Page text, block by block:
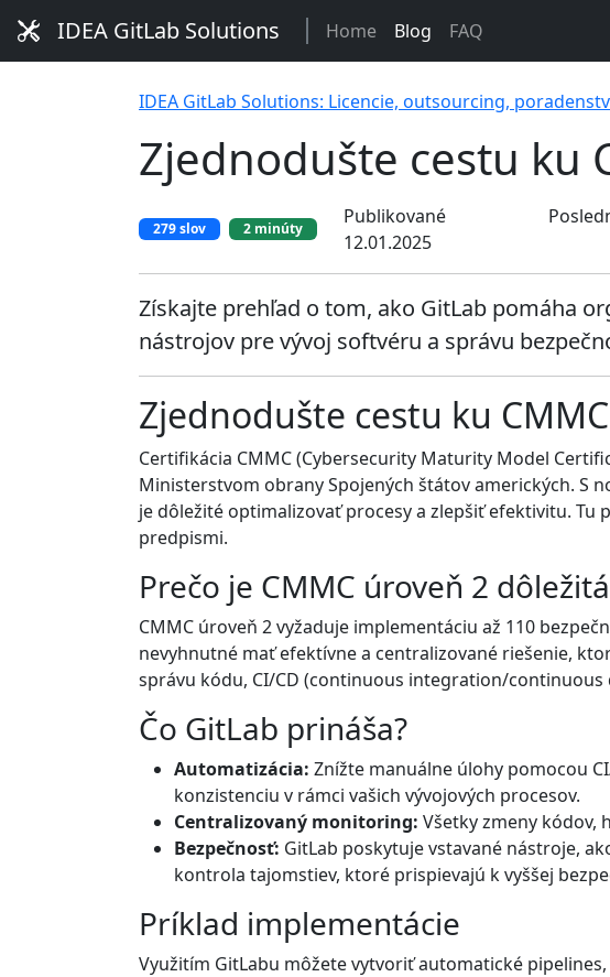
IDEA GitLab Solutions Home Blog FAQ
IDEA GitLab Solutions: Licencie, outsourcing,
Zjednodušte cestu ku
279 slov 2 minúty
Publikované
12.01.2025
Získajte prehľad o tom, ako GitLab pomáha
nástrojov pre vývoj softvéru a správu
Zjednodušte cestu ku
Certifikácia CMMC (Cybersecurity Maturity Model
Ministerstvom obrany Spojených štátov amerických. S
je dôležité optimalizovať procesy a zlepšiť efektivitu.
predpismi.
Prečo je CMMC úroveň 2
CMMC úroveň 2 vyžaduje implementáciu až 110
nevyhnutné mať efektívne a centralizované riešenie,
správu kódu, CI/CD (continuous integration/
Čo GitLab prináša?
Automatizácia: Znížte manuálne úlohy pomocou
konzistenciu v rámci vašich vývojových procesov.
Centralizovaný monitoring: Všetky zmeny kódov,
Bezpečnosť: GitLab poskytuje vstavané nástroje,
kontrola tajomstiev, ktoré prispievajú k vyššej
Príklad implementácie
Využitím GitLabu môžete vytvoriť automatické